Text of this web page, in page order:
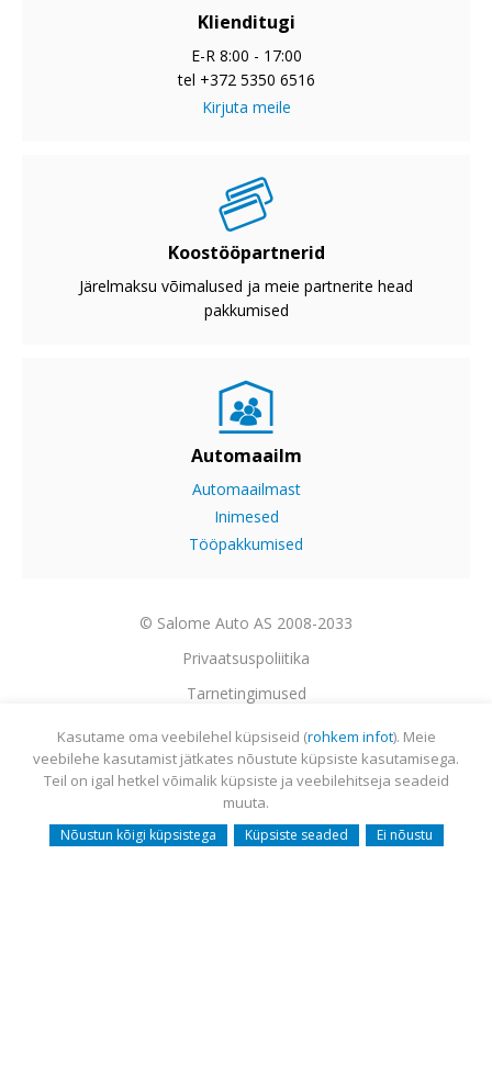
Klienditugi
E-R 8:00 - 17:00
tel +372 5350 6516
Kirjuta meile
Koostööpartnerid
Järelmaksu võimalused ja meie partnerite head
pakkumised
Automaailm
Automaailmast
Inimesed
Tööpakkumised
© Salome Auto AS 2008-2033
Privaatsuspoliitika
Tarnetingimused
Garantii
Utiliseerimine
Sisukaart
Webmail
Kasutame oma veebilehel küpsiseid (rohkem infot). Meie
veebilehe kasutamist jätkates nõustute küpsiste kasutamisega.
Teil on igal hetkel võimalik küpsiste ja veebilehitseja seadeid
muuta.
Nõustun kõigi küpsistega Küpsiste seaded Ei nõustu